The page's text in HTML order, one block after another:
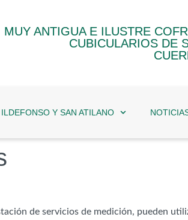
MUY ANTIGUA E ILUSTRE
CUBICULARIOS DE
Y SAN ATILANO
de servicios de medición, pueden